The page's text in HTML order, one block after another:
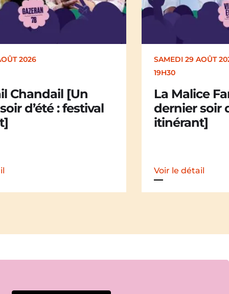
2026
Family [Un
d’été : festival
DIMANCHE 30
17H00
Kakamü
d’été :
Voir le détail